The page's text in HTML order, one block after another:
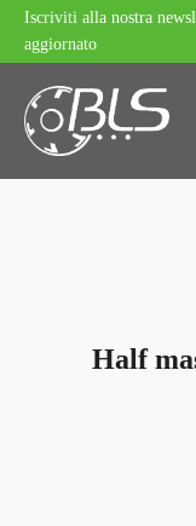
Iscriviti alla nostra
aggiornato
Half